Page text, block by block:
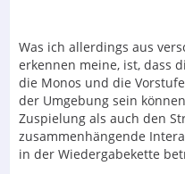
Was ich allerdings aus
erkennen meine, ist, dass
die Monos und die
der Umgebung sein
Zuspielung als auch den
zusammenhängende
in der Wiedergabekette